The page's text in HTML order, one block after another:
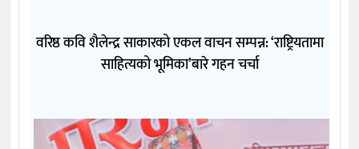
वरिष्ठ कवि शैलेन्द्र साकारको एकल वाचन सम्पन्न: ‘राष्ट्रियतामा
साहित्यको भूमिका’बारे गहन चर्चा